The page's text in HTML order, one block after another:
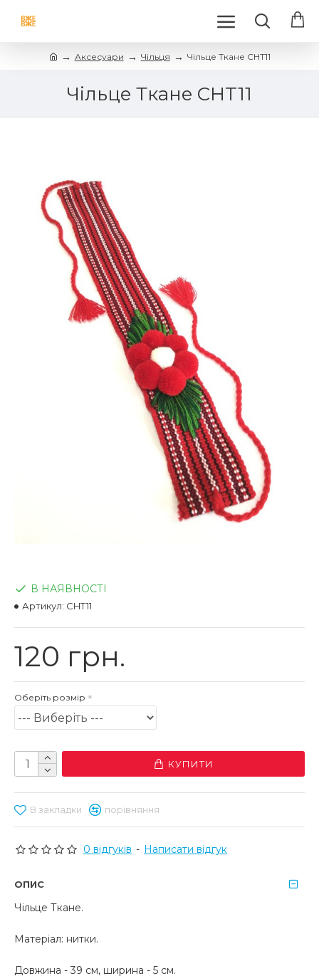
Аксесуари Чільця Чільце Ткане CHT11
Чільце Ткане CHT11
0 відгуків - Написати відгук
120 грн.
В НАЯВНОСТІ
Артикул: CHT11
Оберіть розмір
КУПИТИ
В закладки порівняння
ОПИС
Чільце Ткане.
Матеріал: нитки.
Довжина - 39 см, ширина - 5 см.